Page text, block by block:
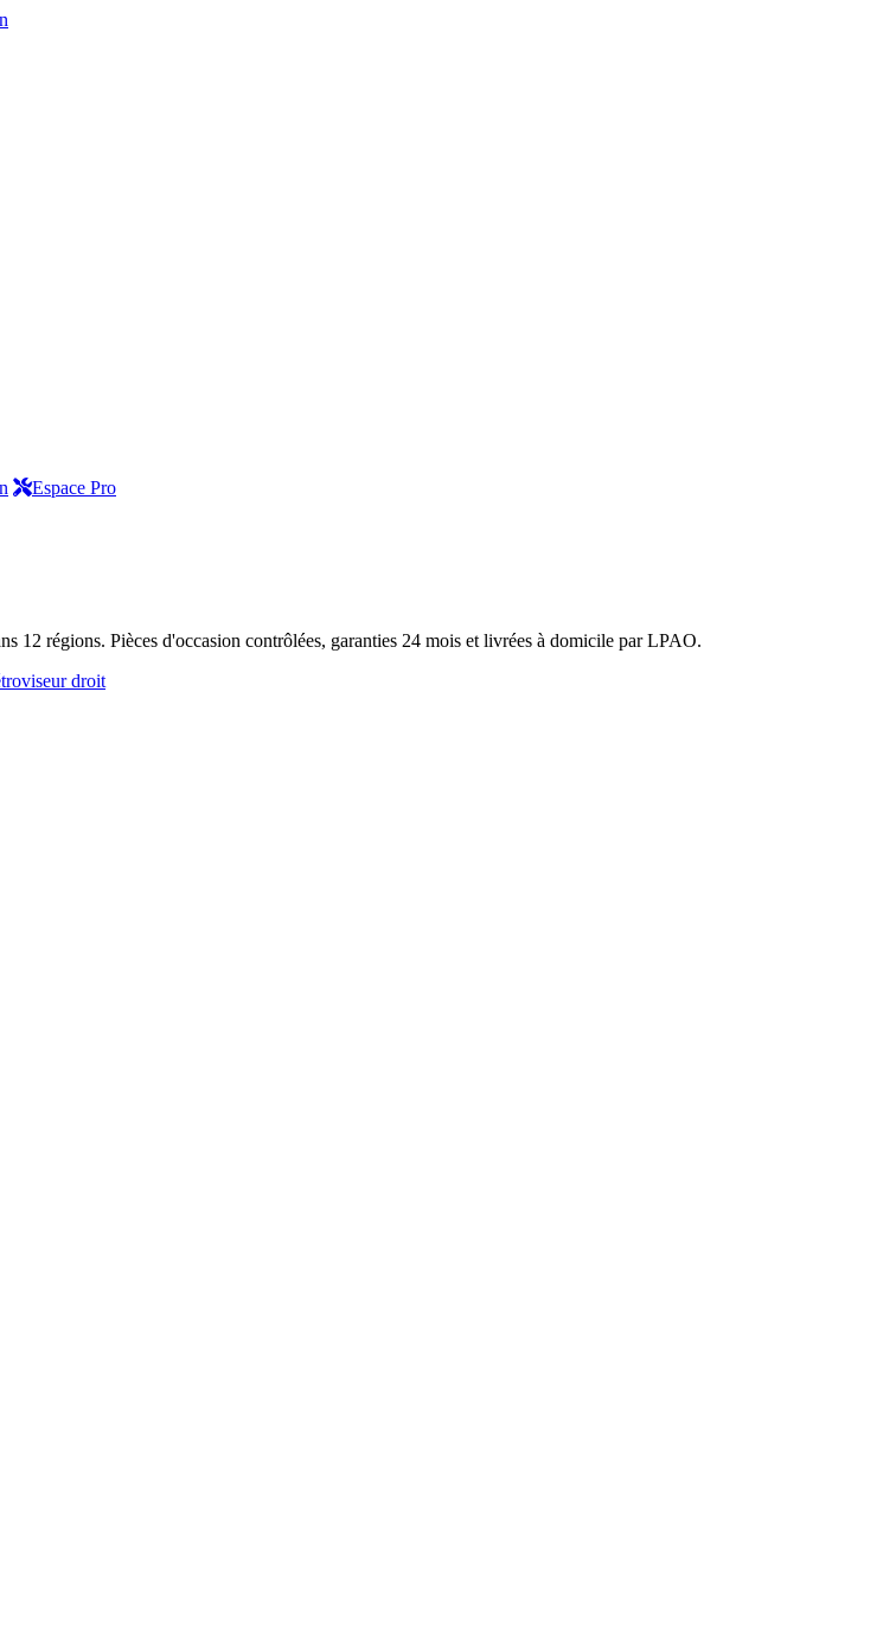
Espace Pro
12 régions. Pièces d'occasion contrôlées, garanties 24 mois et livrées à domicile par LPAO.
droit